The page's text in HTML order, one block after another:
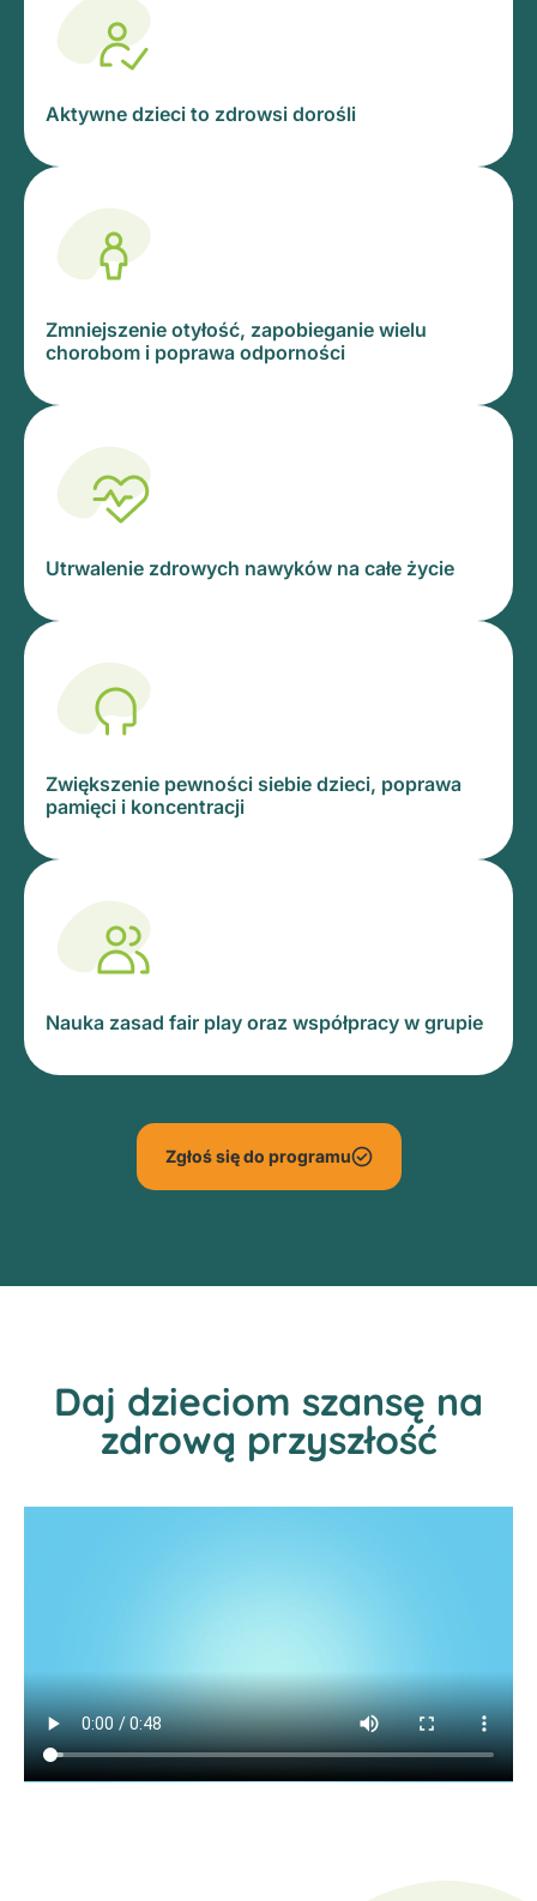
Aktywne dzieci to zdrowsi dorośli
Zmniejszenie otyłość, zapobieganie wielu
chorobom i poprawa odporności
Utrwalenie zdrowych nawyków na całe życie
Zwiększenie pewności siebie dzieci, poprawa
pamięci i koncentracji
Nauka zasad fair play oraz współpracy w grupie
Zgłoś się do programu
Daj dzieciom szansę na
zdrową przyszłość